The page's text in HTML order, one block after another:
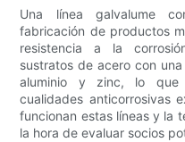
Una línea galvalume
fabricación de productos
resistencia a la
sustratos de acero con
aluminio y zinc, lo que
cualidades anticorrosivas
funcionan estas líneas y la
la hora de evaluar socios